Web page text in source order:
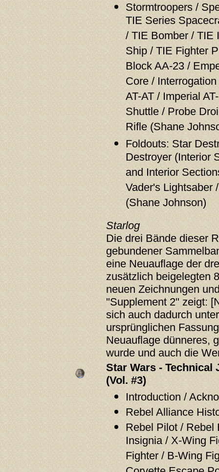
Stormtroopers /
TIE Series
/ TIE Bomber / TIE
Ship / TIE Fighter
Block AA-23 /
Core /
AT-AT / Imperial
Shuttle / Probe
Rifle (Shane
Foldouts: Star
Destroyer (Interior
and Interior
Vader's Lightsaber
(Shane Johnson)
Starlog
Die drei Bände dieser
gebundener
eine Neuauflage der
zusätzlich beigelegten
neuen Zeichnungen
"Supplement 2" zeigt:
sich auch dadurch
ursprünglichen
Neuauflage dünneres,
wurde und auch die
Star Wars - Technical
(Vol. #3)
Introduction /
Rebel Alliance
Rebel Pilot / Rebel
Insignia / X-Wing
Fighter / B-Wing